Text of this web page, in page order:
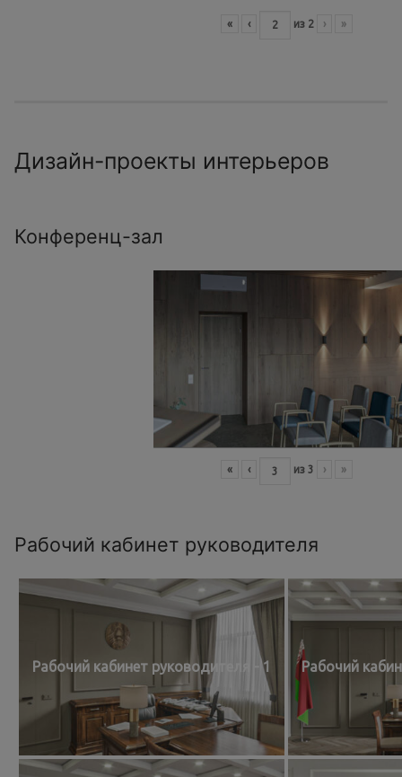
« ‹ из 2 › »
Дизайн-проекты интерьеров
Конференц-зал
« ‹ из 3 › »
Рабочий кабинет руководителя
Рабочий кабинет руководителя - 1 Рабочий